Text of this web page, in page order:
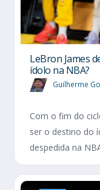
LeBron James
ídolo na NBA?
Guilherme
Com o fim do
ser o destino do
despedida na